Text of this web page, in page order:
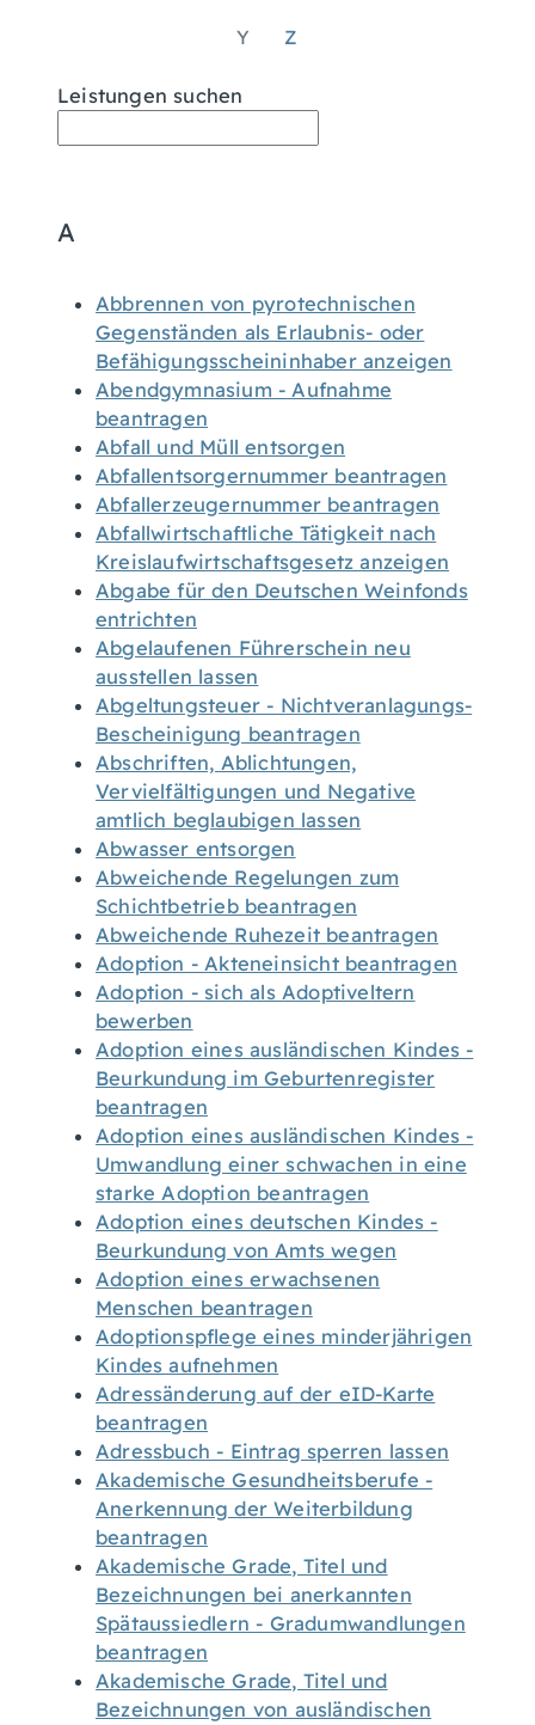
Y Z
Leistungen suchen
A
Abbrennen von pyrotechnischen
Gegenständen als Erlaubnis- oder
Befähigungsscheininhaber anzeigen
Abendgymnasium - Aufnahme
beantragen
Abfall und Müll entsorgen
Abfallentsorgernummer beantragen
Abfallerzeugernummer beantragen
Abfallwirtschaftliche Tätigkeit nach
Kreislaufwirtschaftsgesetz anzeigen
Abgabe für den Deutschen Weinfonds
entrichten
Abgelaufenen Führerschein neu
ausstellen lassen
Abgeltungsteuer - Nichtveranlagungs-
Bescheinigung beantragen
Abschriften, Ablichtungen,
Vervielfältigungen und Negative
amtlich beglaubigen lassen
Abwasser entsorgen
Abweichende Regelungen zum
Schichtbetrieb beantragen
Abweichende Ruhezeit beantragen
Adoption - Akteneinsicht beantragen
Adoption - sich als Adoptiveltern
bewerben
Adoption eines ausländischen Kindes -
Beurkundung im Geburtenregister
beantragen
Adoption eines ausländischen Kindes -
Umwandlung einer schwachen in eine
starke Adoption beantragen
Adoption eines deutschen Kindes -
Beurkundung von Amts wegen
Adoption eines erwachsenen
Menschen beantragen
Adoptionspflege eines minderjährigen
Kindes aufnehmen
Adressänderung auf der eID-Karte
beantragen
Adressbuch - Eintrag sperren lassen
Akademische Gesundheitsberufe -
Anerkennung der Weiterbildung
beantragen
Akademische Grade, Titel und
Bezeichnungen bei anerkannten
Spätaussiedlern - Gradumwandlungen
beantragen
Akademische Grade, Titel und
Bezeichnungen von ausländischen